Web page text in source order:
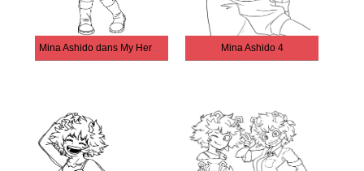
Mina Ashido dans My Hero Academia Mina Ashido 4